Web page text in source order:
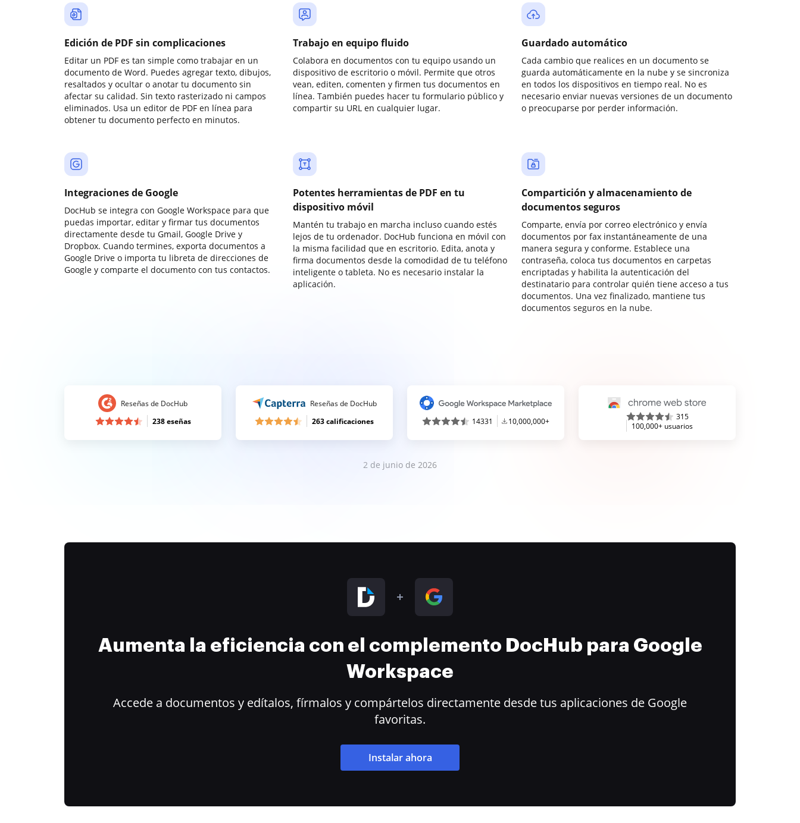
Edición de PDF sin complicaciones
Editar un PDF es tan simple como trabajar en un
documento de Word. Puedes agregar texto, dibujos,
resaltados y ocultar o anotar tu documento sin
afectar su calidad. Sin texto rasterizado ni campos
eliminados. Usa un editor de PDF en línea para
obtener tu documento perfecto en minutos.
Trabajo en equipo fluido
Colabora en documentos con tu equipo usando un
dispositivo de escritorio o móvil. Permite que otros
vean, editen, comenten y firmen tus documentos en
línea. También puedes hacer tu formulario público y
compartir su URL en cualquier lugar.
Guardado automático
Cada cambio que realices en un documento se
guarda automáticamente en la nube y se sincroniza
en todos los dispositivos en tiempo real. No es
necesario enviar nuevas versiones de un documento
o preocuparse por perder información.
Integraciones de Google
DocHub se integra con Google Workspace para que
puedas importar, editar y firmar tus documentos
directamente desde tu Gmail, Google Drive y
Dropbox. Cuando termines, exporta documentos a
Google Drive o importa tu libreta de direcciones de
Google y comparte el documento con tus contactos.
Potentes herramientas de PDF en tu
dispositivo móvil
Mantén tu trabajo en marcha incluso cuando estés
lejos de tu ordenador. DocHub funciona en móvil con
la misma facilidad que en escritorio. Edita, anota y
firma documentos desde la comodidad de tu teléfono
inteligente o tableta. No es necesario instalar la
aplicación.
Compartición y almacenamiento de
documentos seguros
Comparte, envía por correo electrónico y envía
documentos por fax instantáneamente de una
manera segura y conforme. Establece una
contraseña, coloca tus documentos en carpetas
encriptadas y habilita la autenticación del
destinatario para controlar quién tiene acceso a tus
documentos. Una vez finalizado, mantiene tus
documentos seguros en la nube.
Reseñas de DocHub
238 eseñas
Reseñas de DocHub
263 calificaciones
14331 10,000,000+
315
100,000+ usuarios
2 de junio de 2026
Aumenta la eficiencia con el complemento DocHub para Google
Workspace
Accede a documentos y edítalos, fírmalos y compártelos directamente desde tus aplicaciones de Google
favoritas.
Instalar ahora